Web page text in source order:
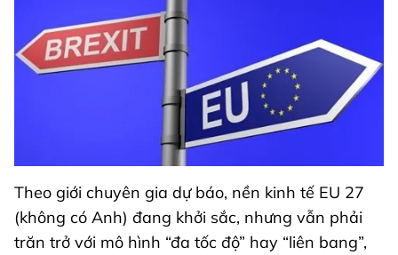
Theo giới chuyên gia dự báo, nền kinh tế EU 27
(không có Anh) đang khởi sắc, nhưng vẫn phải
trăn trở với mô hình “đa tốc độ” hay “liên bang”,